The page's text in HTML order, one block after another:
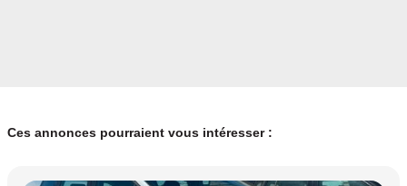
Ces annonces pourraient vous intéresser :